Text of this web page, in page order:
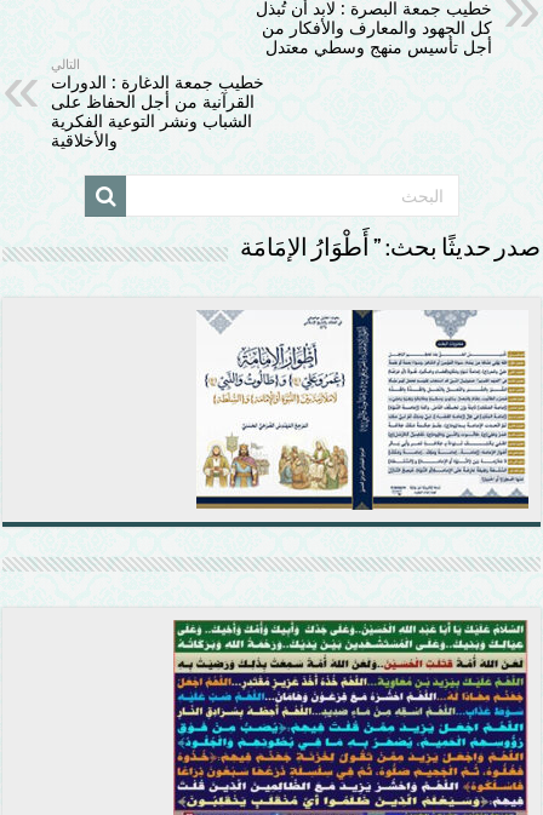
خطيب جمعة البصرة : لابد أن تُبذل
كل الجهود والمعارف والأفكار من
أجل تأسيس منهج وسطي معتدل
التالي
خطيب جمعة الدغارة : الدورات
القرآنية من أجل الحفاظ على
الشباب ونشر التوعية الفكرية
والأخلاقية
صدر حديثًا بحث: ” أَطْوَارُ الإمَامَة